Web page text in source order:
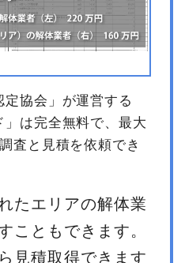
391,680円
300,000円
円
430,000円
15,680円
3,300,000
330,000円
3,630,000
円
定協会」が運営する
」は完全無料で、最大
査と見積を依頼でき
たエリアの解体業
こともできます。
見積取得できます